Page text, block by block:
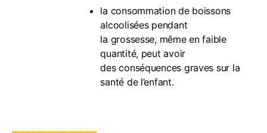
la consommation de boissons
alcoolisées pendant
la grossesse, même en faible
quantité, peut avoir
des conséquences graves sur la
santé de l’enfant.